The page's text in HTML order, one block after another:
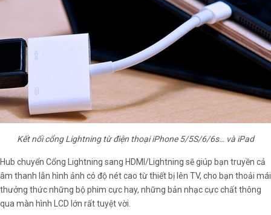
Kết nối cổng Lightning từ điện thoại iPhone 5/5S/6/6s… và iPad
Hub chuyển Cổng Lightning sang HDMI/Lightning sẽ giúp bạn truyền cả
âm thanh lẫn hình ảnh có độ nét cao từ thiết bị lên TV, cho bạn thoải mái
thưởng thức những bộ phim cực hay, những bản nhạc cực chất thông
qua màn hình LCD lớn rất tuyệt vời.